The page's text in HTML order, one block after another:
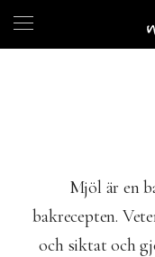
Mjöl är en
bakrecepten.
och siktat och